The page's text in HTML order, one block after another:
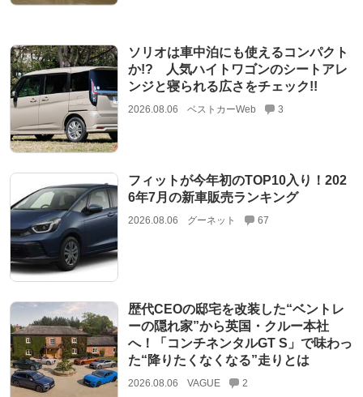
ソリオは車中泊にも使えるコンパクト
か!? 人気ハイトワゴンのシートアレ
ンジと寝られる広さをチェック!!
2026.08.06 ベストカーWeb 3
フィットが今年初のTOP10入り！202
6年7月の新車販売ランキング
2026.08.06 グーネット 67
歴代CEOの邸宅を改装した“ベントレ
ーの隠れ家”から英国・クルー本社
へ！「コンチネンタルGT S」で味わっ
た“降りたくなくなる”走りとは
2026.08.06 VAGUE 2